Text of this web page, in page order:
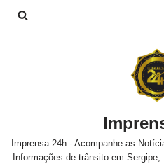
Imprensa 24h - Acompanhe as
Informações de trânsito em